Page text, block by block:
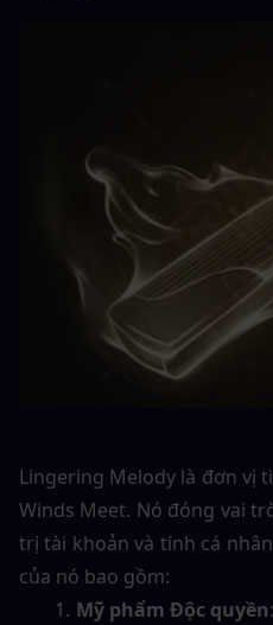
Lingering Melody là đơn vị
Winds Meet. Nó đóng vai
trị tài khoản và tính cá
của nó bao gồm:
Mỹ phẩm Độc quyền